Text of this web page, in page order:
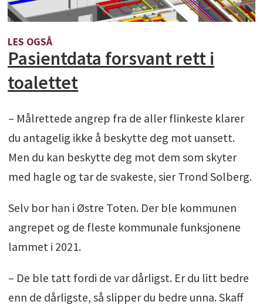
LES OGSÅ
Pasientdata forsvant rett i
toalettet
– Målrettede angrep fra de aller flinkeste klarer
du antagelig ikke å beskytte deg mot uansett.
Men du kan beskytte deg mot dem som skyter
med hagle og tar de svakeste, sier Trond Solberg.
Selv bor han i Østre Toten. Der ble kommunen
angrepet og de fleste kommunale funksjonene
lammet i 2021.
– De ble tatt fordi de var dårligst. Er du litt bedre
enn de dårligste, så slipper du bedre unna. Skaff